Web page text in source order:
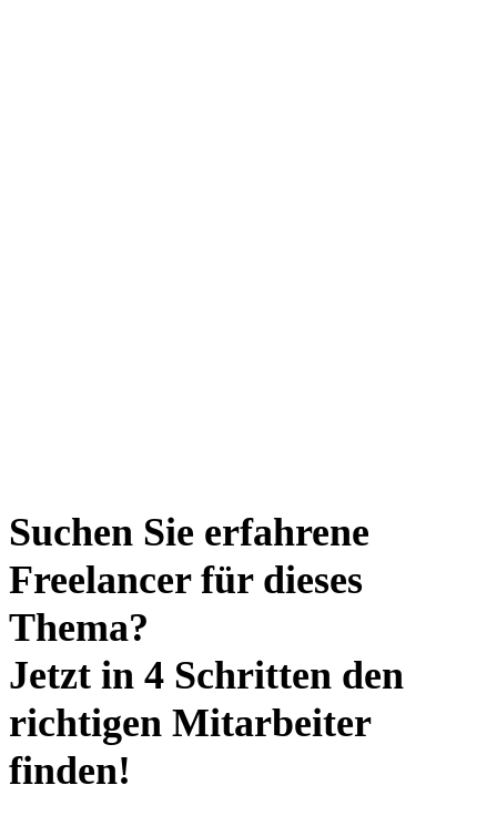
Suchen Sie erfahrene
Freelancer für dieses
Thema?
Jetzt in 4 Schritten den
richtigen Mitarbeiter
finden!